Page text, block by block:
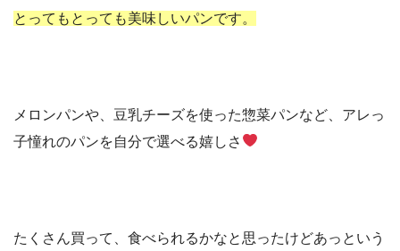
とってもとっても美味しいパンです。
メロンパンや、豆乳チーズを使った惣菜パンなど、アレっ
子憧れのパンを自分で選べる嬉しさ
たくさん買って、食べられるかなと思ったけどあっという